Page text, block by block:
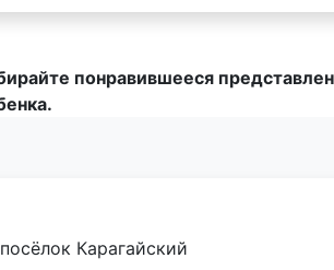
понравившееся
Карагайский